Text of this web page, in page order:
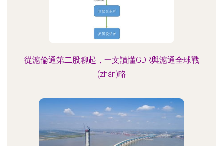
從滬倫通第二股聊起，一文讀懂GDR與滬通全球戰
(zhàn)略